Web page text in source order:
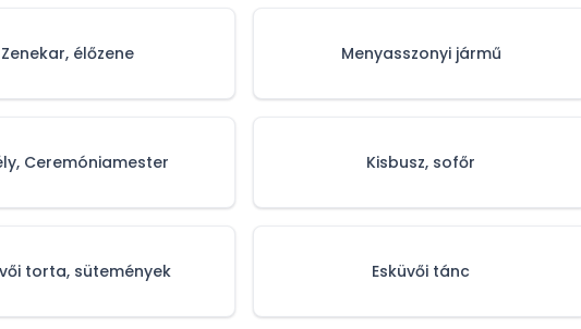
Zenekar, élőzene
Ceremóniamester
torta, sütemények
Menyasszonyi jármű
Kisbusz, sofőr
Esküvői tánc